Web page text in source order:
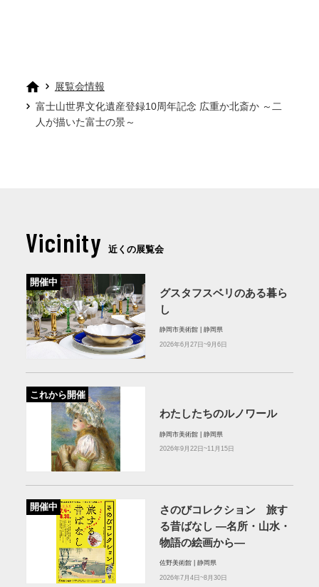
展覧会情報
富士山世界文化遺産登録10周年記念 広重か北斎か ～二
人が描いた富士の景～
Vicinity 近くの展覧会
開催中
グスタフスベリのある暮ら
し
静岡市美術館 | 静岡県
2026年6月27日~9月6日
これから開催
わたしたちのルノワール
静岡市美術館 | 静岡県
2026年9月22日~11月15日
開催中
さのびコレクション 旅す
る昔ばなし ―名所・山水・
物語の絵画から―
佐野美術館 | 静岡県
2026年7月4日~8月30日